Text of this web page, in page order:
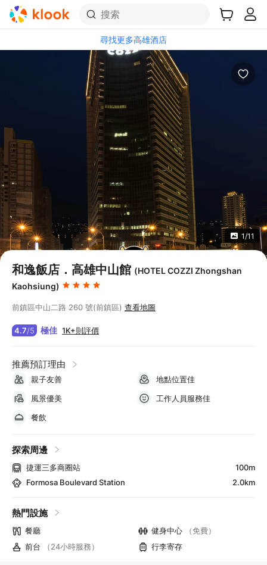
搜索
尋找更多高雄酒店
1/11
和逸飯店．高雄中山館 (HOTEL COZZI Zhongshan
Kaohsiung)
前鎮區中山二路 260 號(前鎮區) 查看地圖
4.7/5 極佳 1K+則評價
推薦預訂理由
親子友善
地點位置佳
風景優美
工作人員服務佳
餐飲
探索周邊
捷運三多商圈站
100m
Formosa Boulevard Station
2.0km
熱門設施
餐廳 健身中心
（免費）
前台
（24小時服務） 行李寄存